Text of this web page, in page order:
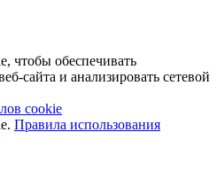
чтобы обеспечивать
сайта и анализировать сетевой
cookie
Правила использования